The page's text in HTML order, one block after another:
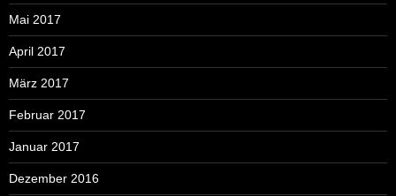
Mai 2017
April 2017
März 2017
Februar 2017
Januar 2017
Dezember 2016